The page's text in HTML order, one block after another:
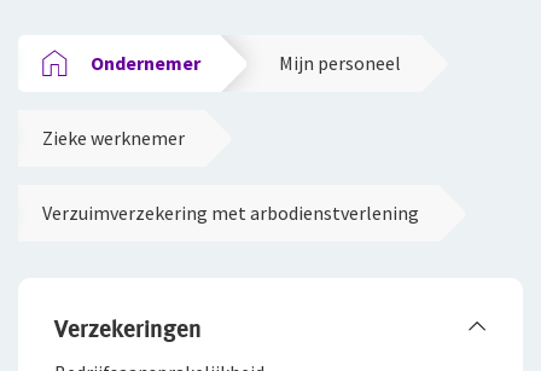
Ondernemer Mijn personeel
Zieke werknemer
Verzuimverzekering met arbodienstverlening
Verzekeringen